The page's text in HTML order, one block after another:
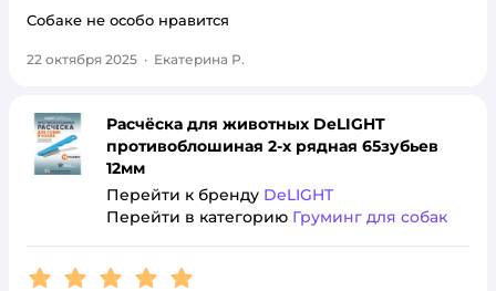
Собаке не особо нравится
22 октября 2025 · Екатерина Р.
Расчёска для животных DeLIGHT
противоблошиная 2-х рядная 65зубьев
12мм
Перейти к бренду DeLIGHT
Перейти в категорию Груминг для собак
Рейтинг:5